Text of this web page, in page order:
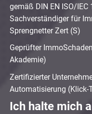
gemäß DIN EN ISO/
Sachverständiger für
Sprengnetter Zert (S)
Geprüfter
Akademie)
Zertifizierter
Automatisierung (Klick-
Ich halte mich